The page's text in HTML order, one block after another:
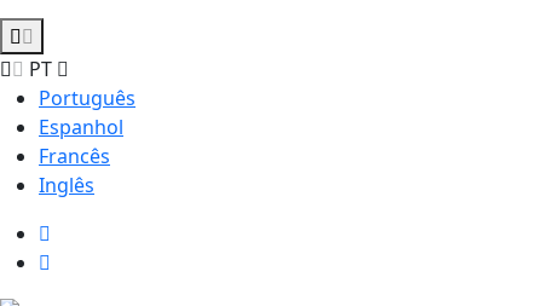
PT
Português
Espanhol
Francês
Inglês